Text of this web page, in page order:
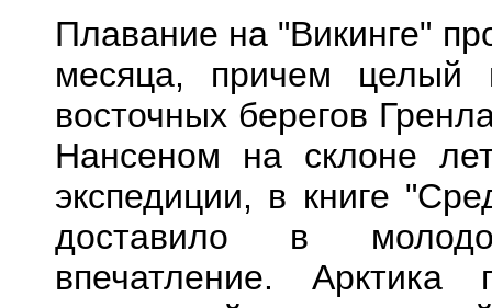
Плавание на "Викинге"
месяца, причем
восточных берегов
Нансеном на склоне
экспедиции, в книге
доставило в
впечатление.